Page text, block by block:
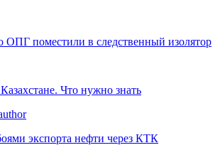
ОПГ поместили в следственный изолятор
Что нужно знать
экспорта нефти через КТК